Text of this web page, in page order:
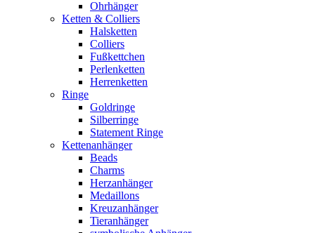
Ohrhänger
Ketten & Colliers
Halsketten
Colliers
Fußkettchen
Perlenketten
Herrenketten
Ringe
Goldringe
Silberringe
Statement Ringe
Kettenanhänger
Beads
Charms
Herzanhänger
Medaillons
Kreuzanhänger
Tieranhänger